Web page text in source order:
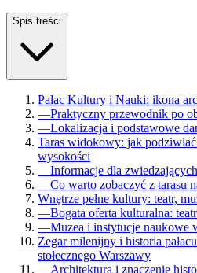
Spis treści
Pałac Kultury i Nauki: ikona
—Praktyczny przewodnik po
—Lokalizacja i podstawowe
Taras widokowy: jak
wysokości
—Informacje dla
—Co warto zobaczyć z tarasu
Wnętrze pełne kultury: teatr,
—Bogata oferta kulturalna:
—Muzea i instytucje naukowe
Zegar milenijny i historia
stołecznego Warszawy
—Architektura i znaczenie